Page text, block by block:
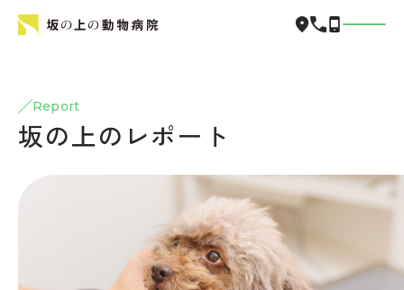
Report
坂の上のレポート